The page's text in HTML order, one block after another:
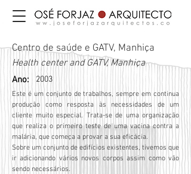
Centro de saúde e GATV, Manhiça
Health center and GATV, Manhiça
Ano: 2003
Este é um conjunto de trabalhos, sempre em continua
produção como resposta às necessidades de um
cliente muito especial. Trata-se de uma organização
que realiza o primeiro teste de uma vacina contra a
malária, que começa a provar a sua eficácia.
Sobre um conjunto de edifícios existentes, tivemos que
ir adicionando vários novos corpos assim como vão
sendo necessários.